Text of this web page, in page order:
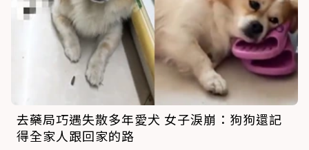
去藥局巧遇失散多年愛犬 女子淚崩：狗狗還記
得全家人跟回家的路